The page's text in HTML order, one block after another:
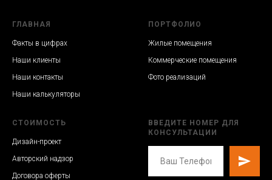
ГЛАВНАЯ
Факты в цифрах
Наши клиенты
Наши контакты
Наши калькуляторы
ПОРТФОЛИО
Жилые помещения
Коммерческие помещения
Фото реализаций
СТОИМОСТЬ
Дизайн-проект
Авторский надзор
Договора оферты
ВВЕДИТЕ НОМЕР ДЛЯ
КОНСУЛЬТАЦИИ